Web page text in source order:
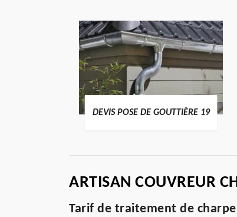
DEVIS POSE DE GOUTTIÈRE 19
ARTISAN COUVREUR
Tarif de traitement de